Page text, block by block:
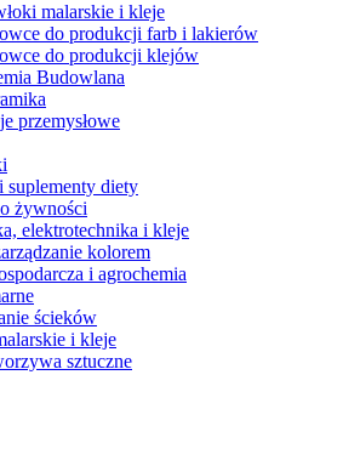
malarskie i kleje
do produkcji farb i lakierów
do produkcji klejów
Budowlana
przemysłowe
suplementy diety
żywności
elektrotechnika i kleje
kolorem
i agrochemia
ścieków
i kleje
sztuczne